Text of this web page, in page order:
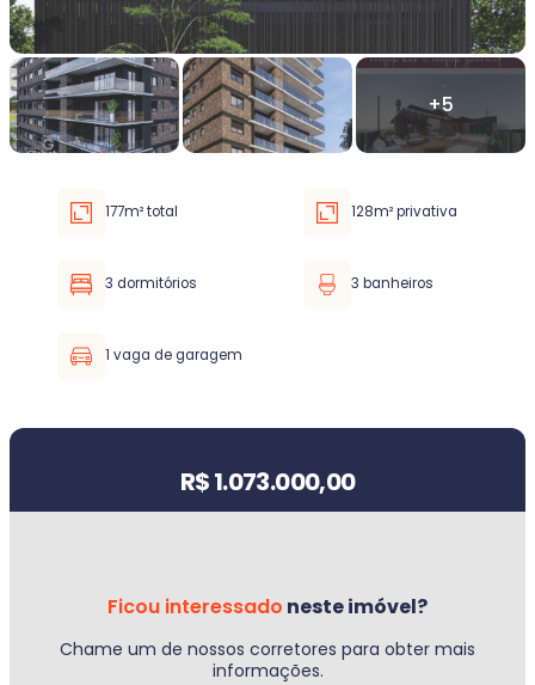
Faixa de valor
30.000,00até5.000.000,00 ou +
177m² total 128m² privativa
3 dormitórios 3 banheiros
1 vaga de garagem
R$ 1.073.000,00
Ficou interessado neste imóvel?
Chame um de nossos corretores para obter mais
informações.